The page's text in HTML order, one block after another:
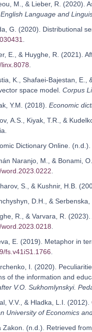
M., & Lieber, R. (2020).
English Language and
G. (2020). Distributional
E., & Huyghe, R. (2021).
K., Shafaei-Bajestan, E.,
space model.Corpus
Y.M. (2018).Economic
А.S., Kiyak, T.R., &
Dictionary Online.
Naranjo, M., & Bonami,
S., & Kushnir, Н.B.
D.H., &
R., & Varvara, R.
E. (2019). Metaphor in
fs.v41iS1.1766
I. (2020).
of the information and
V.O. Sukhomlynskyi.
V.V., & Hladka, L.I. (2012).
University of Economics
Zakon. (n.d.). Retrieved from